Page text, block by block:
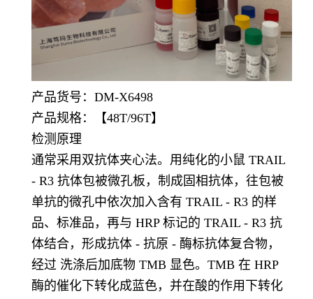
产品货号： DM-X6498
产品规格：【48T/96T】
检测原理
通常采用双抗体夹心法。用纯化的小鼠 TRAIL
- R3 抗体包被微孔板，制成固相抗体，往包被
单抗的微孔中依次加入含有 TRAIL - R3 的样
品、标准品，再与 HRP 标记的 TRAIL - R3 抗
体结合，形成抗体 - 抗原 - 酶标抗体复合物，
经过 洗涤后加底物 TMB 显色。TMB 在 HRP
酶的催化下转化成蓝色，并在酸的作用下转化